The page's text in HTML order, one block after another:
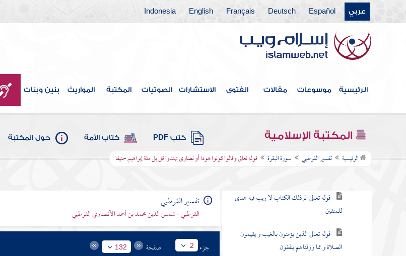
عربي Español
Deutsch
Français
English
Indonesia
الرئيسية موسوعات مقالات الفتوى الاستشارات الصوتيات المكتبة المواريث بنين وبنات
المكتبة الإسلامية كتب PDF كتاب الأمة حول المكتبة
الرئيسية تفسير القرطبي سورة البقرة قوله تعالى وقالوا كونوا هودا أو نصارى تهتدوا قل بل ملة إبراهيم حنيفا
باب ما جاء من الحجة في الرد على
من طعن في القرآن وخالف مصحف
عثمان بالزيادة والنقصان
سورة الفاتحة
سورة البقرة
قوله تعالى الم ذلك الكتاب لا ريب فيه هدى
للمتقين
قوله تعالى الذين يؤمنون بالغيب و يقيمون
الصلاة و مما رزقناهم ينفقون
تفسير القرطبي
القرطبي - شمس الدين محمد بن أحمد الأنصاري القرطبي
جزء 2 صفحة 132